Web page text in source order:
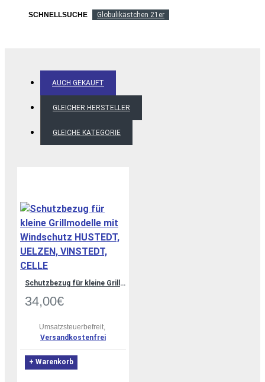
SCHNELLSUCHE Globulikästchen 21er
AUCH GEKAUFT
GLEICHER HERSTELLER
GLEICHE KATEGORIE
Schutzbezug für kleine Grillmodelle mit Windschutz HUSTEDT, UELZEN, VINSTEDT, CELLE
34,00€
Umsatzsteuerbefreit,
Versandkostenfrei
+ Warenkorb